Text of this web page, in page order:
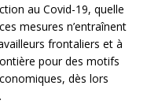
au Covid-19, quelle
mesures n’entraînent
frontaliers et à
pour des motifs
dès lors